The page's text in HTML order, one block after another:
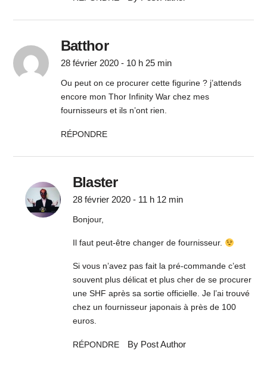
Batthor
28 février 2020 - 10 h 25 min
Ou peut on ce procurer cette figurine ? j’attends
encore mon Thor Infinity War chez mes
fournisseurs et ils n’ont rien.
RÉPONDRE
Blaster
28 février 2020 - 11 h 12 min
Bonjour,
Il faut peut-être changer de fournisseur.
Si vous n’avez pas fait la pré-commande c’est
souvent plus délicat et plus cher de se procurer
une SHF après sa sortie officielle. Je l’ai trouvé
chez un fournisseur japonais à près de 100
euros.
RÉPONDRE By Post Author